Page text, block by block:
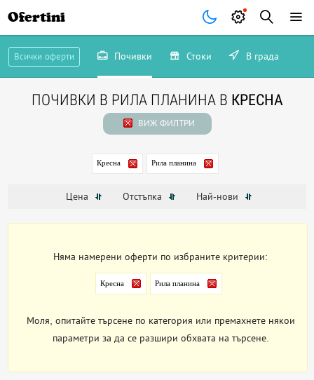
Ofertini
Всички оферти Почивки Стоки В града
ПОЧИВКИ В РИЛА ПЛАНИНА В КРЕСНА
ВИЖ ФИЛТРИ
Кресна Рила планина
Цена Отстъпка Най-нови
Няма намерени оферти по избраните критерии:
Кресна Рила планина
Моля, опитайте търсене по категория или премахнете някои
параметри за да се разшири обхвата на търсене.